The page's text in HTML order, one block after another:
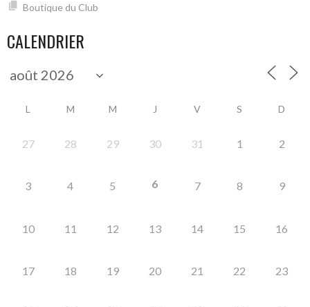
Boutique du Club
CALENDRIER
L M M J V S D
27 28 29 30 31 1 2
3 4 5 6 7 8 9
10 11 12 13 14 15 16
17 18 19 20 21 22 23